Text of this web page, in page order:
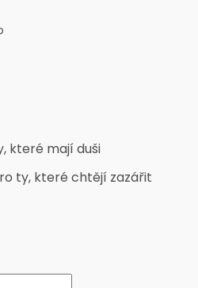
které mají duši
ty, které chtějí zazářit